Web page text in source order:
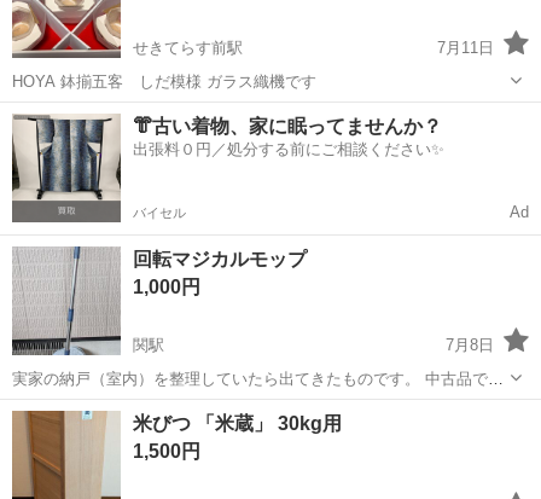
せきてらす前駅
7月11日
HOYA 鉢揃五客 しだ模様 ガラス織機です
岐阜 関市 せきてらす前駅 食器
👘古い着物、家に眠ってませんか？
出張料０円／処分する前にご相談ください✨
バイセル Ad
回転マジカルモップ
1,000円
関駅
7月8日
実家の納戸（室内）を整理していたら出てきたものです。 中古品で
す。 写真に写っているものが全てです。 実家の母が購入したものでそ
のため商品知識がありません。 数回使っただけらしいです。 みたとこ
ろ壊れているもの...
岐阜 関市 関駅 掃除用具
米びつ 「米蔵」 30kg用
1,500円